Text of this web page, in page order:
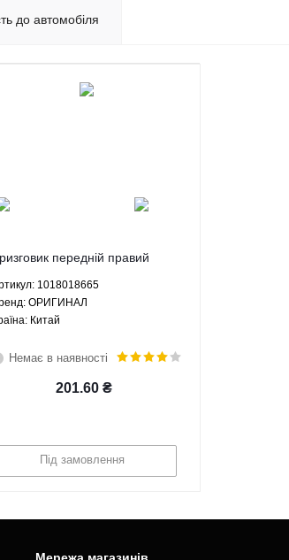
до автомобіля
передній правий
ОРИГИНАЛ
1018018665
ОРИГИНАЛ
Китай
Немає в наявності
201.60₴
Під замовлення